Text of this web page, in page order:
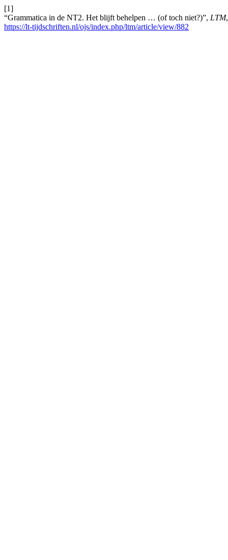
[1]
“Grammatica in de NT2. Het blijft behelpen … (of toch niet?)”, LTM
https://lt-tijdschriften.nl/ojs/index.php/ltm/article/view/882